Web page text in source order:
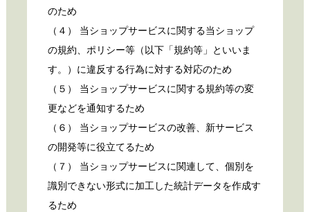
のため
（４） 当ショップサービスに関する当ショップ
の規約、ポリシー等（以下「規約等」といいま
す。）に違反する行為に対する対応のため
（５） 当ショップサービスに関する規約等の変
更などを通知するため
（６） 当ショップサービスの改善、新サービス
の開発等に役立てるため
（７） 当ショップサービスに関連して、個別を
識別できない形式に加工した統計データを作成す
るため